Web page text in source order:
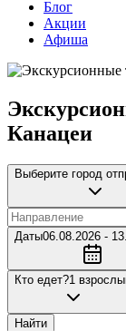
Блог
Акции
Афиша
Канацеи
Выберите город
Даты06.08.2026 -
Кто едет?1
Найти